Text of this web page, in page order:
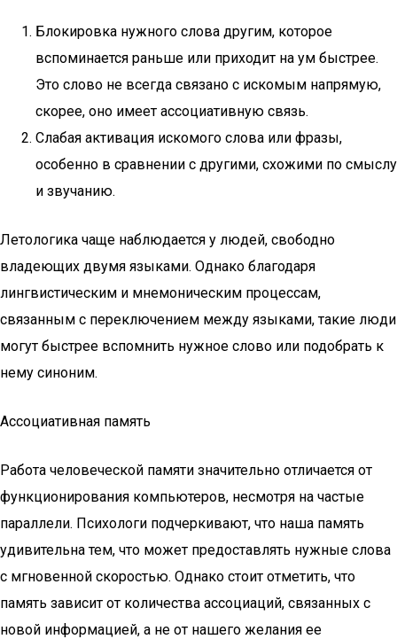
Блокировка нужного слова другим, которое
вспоминается раньше или приходит на ум быстрее.
Это слово не всегда связано с искомым напрямую,
скорее, оно имеет ассоциативную связь.
Слабая активация искомого слова или фразы,
особенно в сравнении с другими, схожими по смыслу
и звучанию.
Летологика чаще наблюдается у людей, свободно
владеющих двумя языками. Однако благодаря
лингвистическим и мнемоническим процессам,
связанным с переключением между языками, такие люди
могут быстрее вспомнить нужное слово или подобрать к
нему синоним.
Ассоциативная память
Работа человеческой памяти значительно отличается от
функционирования компьютеров, несмотря на частые
параллели. Психологи подчеркивают, что наша память
удивительна тем, что может предоставлять нужные слова
с мгновенной скоростью. Однако стоит отметить, что
память зависит от количества ассоциаций, связанных с
новой информацией, а не от нашего желания ее